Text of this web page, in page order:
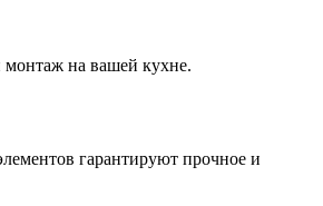
монтаж на вашей кухне.
гарантируют прочное и